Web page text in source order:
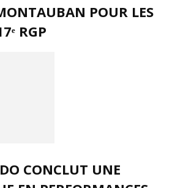
POUR LES
RGP
CONCLUT UNE